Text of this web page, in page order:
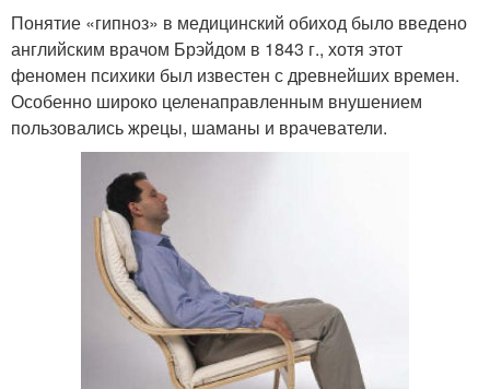
Понятие «гипноз» в медицинский обиход было введено
английским врачом Брэйдом в 1843 г., хотя этот
феномен психики был известен с древнейших времен.
Особенно широко целенаправленным внушением
пользовались жрецы, шаманы и врачеватели.